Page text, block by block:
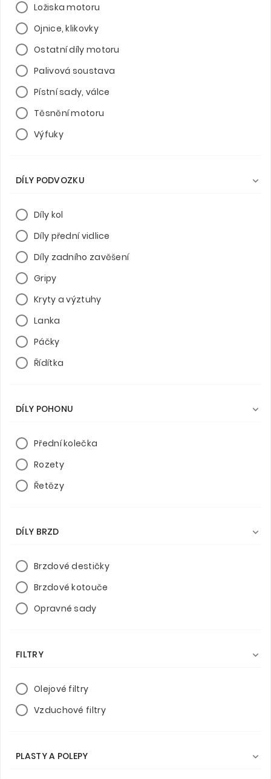
Ložiska motoru
Ojnice, klikovky
Ostatní díly motoru
Palivová soustava
Pístní sady, válce
Těsnění motoru
Výfuky
DÍLY PODVOZKU 
Díly kol
Díly přední vidlice
Díly zadního zavěšení
Gripy
Kryty a výztuhy
Lanka
Páčky
Řídítka
DÍLY POHONU 
Přední kolečka
Rozety
Řetězy
DÍLY BRZD 
Brzdové destičky
Brzdové kotouče
Opravné sady
FILTRY 
Olejové filtry
Vzduchové filtry
PLASTY A POLEPY 